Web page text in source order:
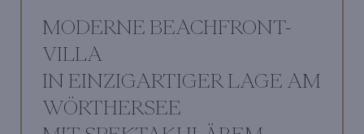
MODERNE BEACHFRONT-
VILLA
IN EINZIGARTIGER LAGE AM
WÖRTHERSEE